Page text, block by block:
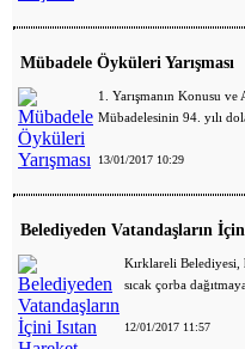
Mübadele Öyküleri Yarışması
1. Yarışmanın Konusu
Mübadelesinin 94. yılı
13/01/2017 10:29
Belediyeden Vatandaşların
Kırklareli
sıcak çorba
12/01/2017 11:57